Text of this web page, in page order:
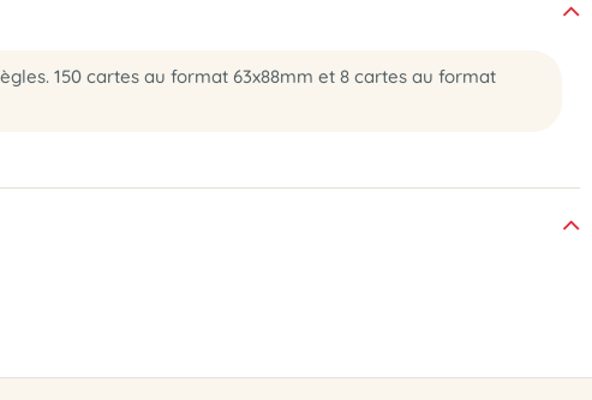
150 cartes au format 63x88mm et 8 cartes au format